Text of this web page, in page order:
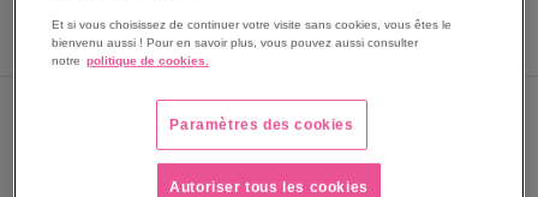
Et si vous choisissez de continuer votre visite sans cookies, vous êtes le
bienvenu aussi ! Pour en savoir plus, vous pouvez aussi consulter
notre politique de cookies.
Paramètres des cookies
Autoriser tous les cookies